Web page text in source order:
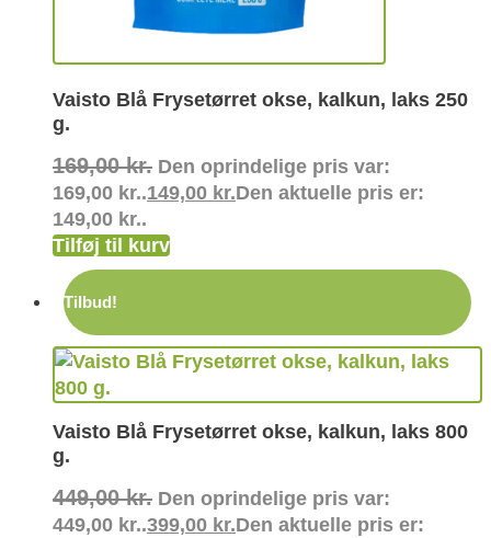
Vaisto Blå Frysetørret okse, kalkun, laks 250
g.
169,00kr. Den oprindelige pris var:
169,00 kr..149,00 kr.Den aktuelle pris er:
149,00 kr..
Tilføj til kurv
Tilbud!
Vaisto Blå Frysetørret okse, kalkun, laks 800
g.
449,00kr. Den oprindelige pris var:
449,00 kr..399,00 kr.Den aktuelle pris er: